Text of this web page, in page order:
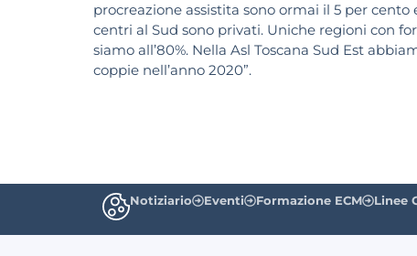
procreazione assistita sono ormai il 5 per
centri al Sud sono privati. Uniche regioni con
siamo all’80%. Nella Asl Toscana Sud Est
coppie nell’anno 2020”.
Notiziario Eventi Formazione ECM Linee